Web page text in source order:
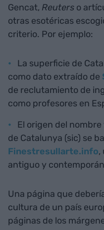
Gencat, Reuters o
otras esotéricas
criterio. Por ejemplo:
La superficie de
como dato extraído de
de reclutamiento de
como profesores en
El origen del
de Catalunya (sic) se
Finestresullarte.info,
antiguo y
Una página que
cultura de un país
páginas de los